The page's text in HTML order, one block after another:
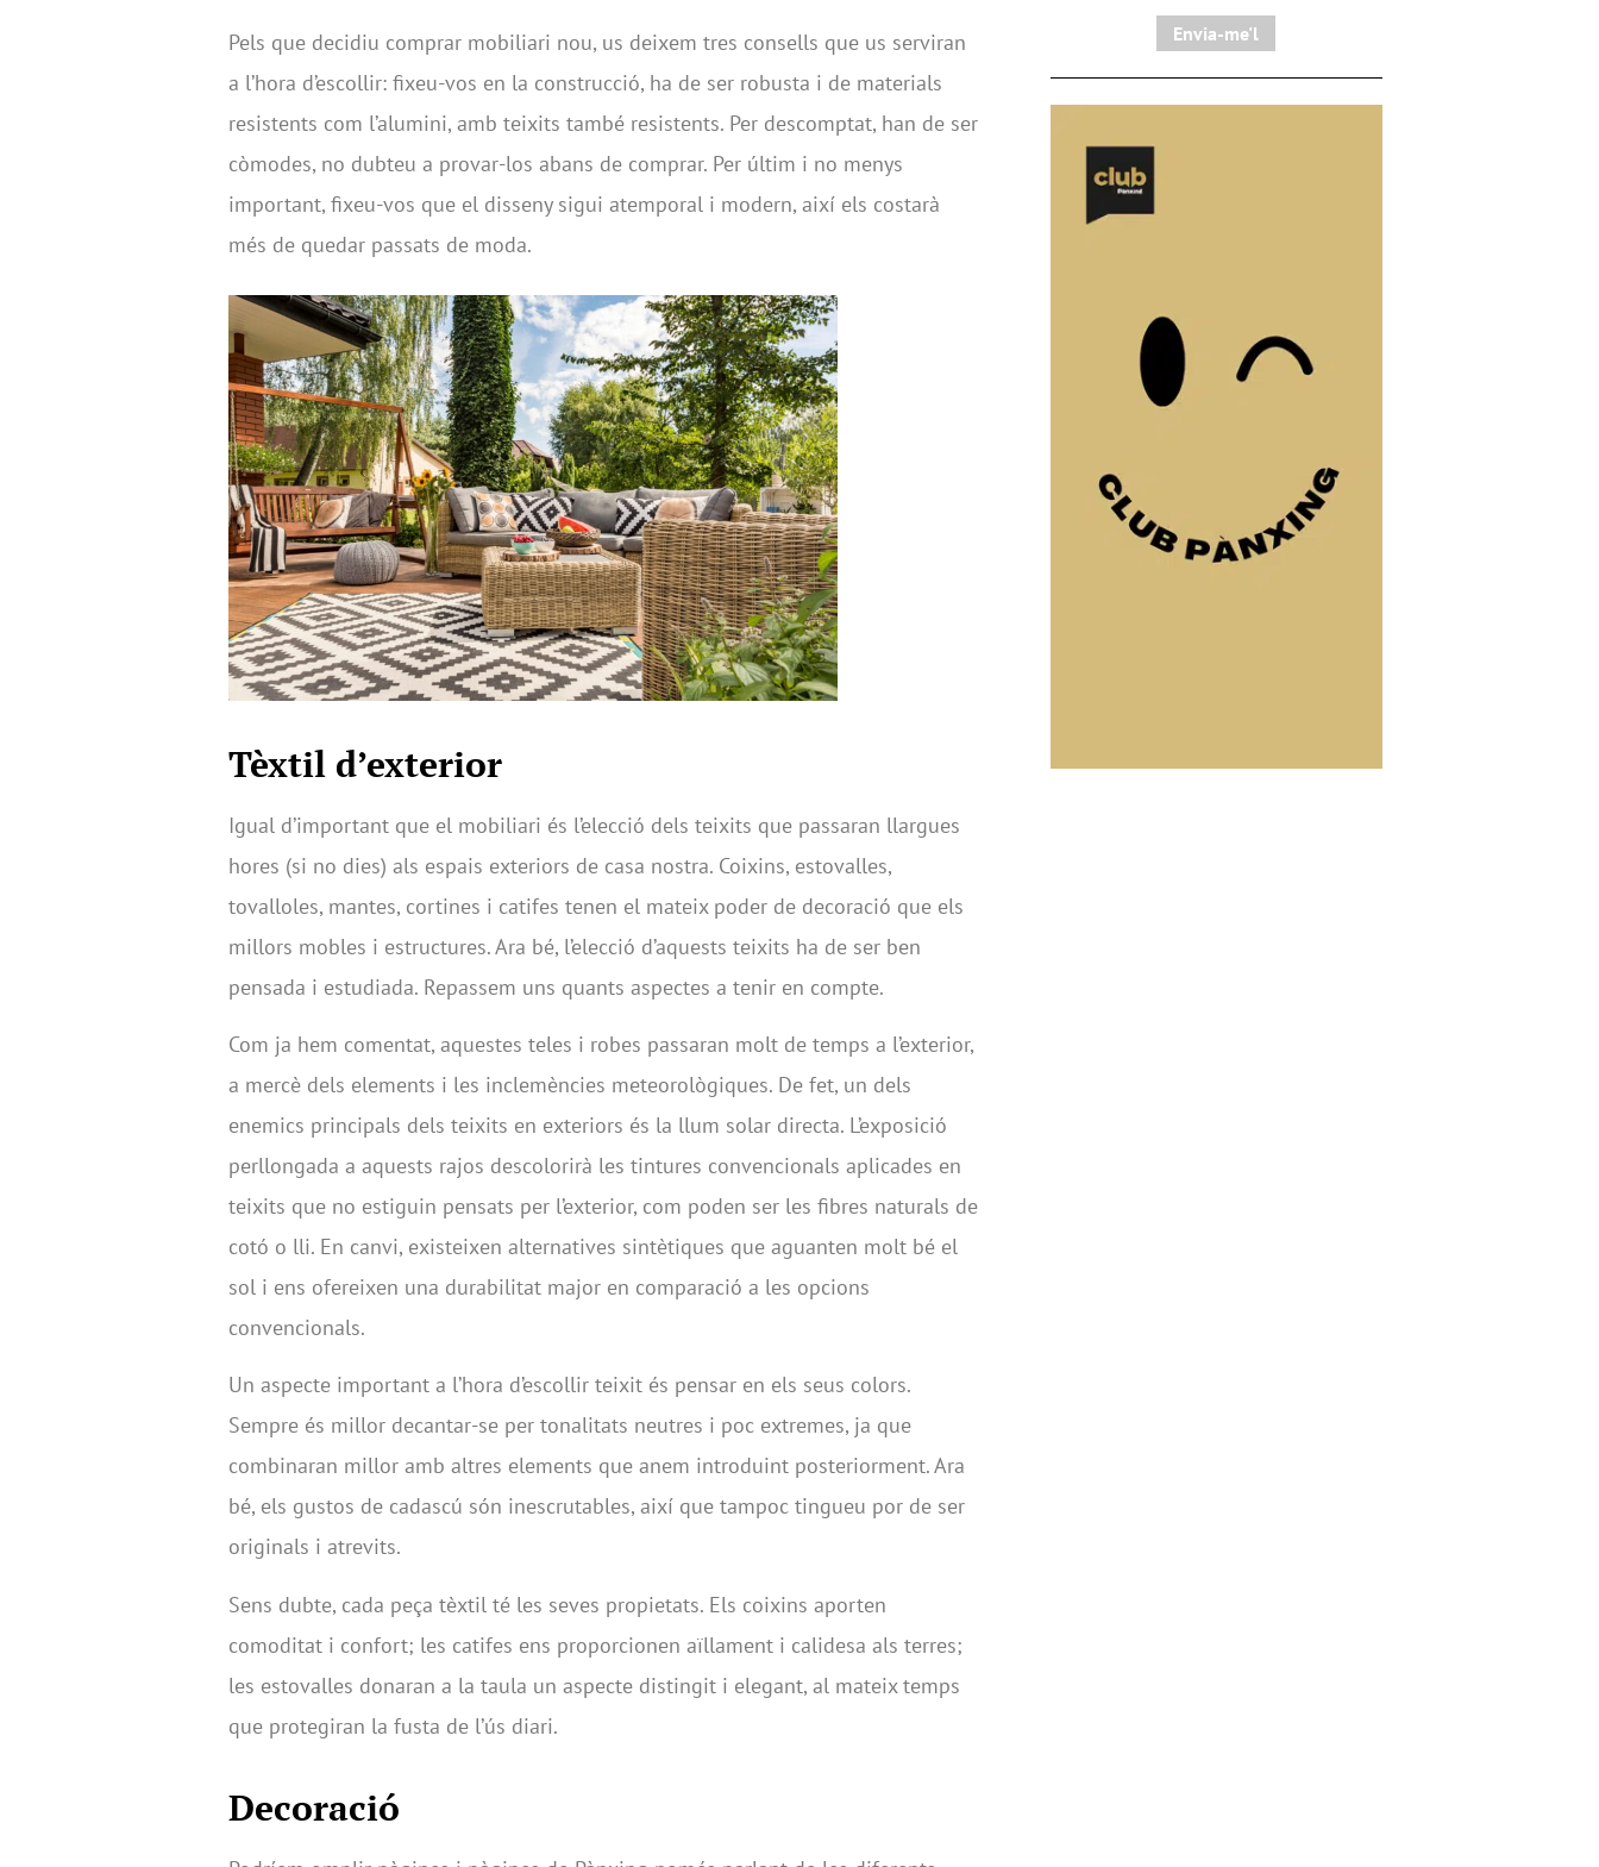
Pels que decidiu comprar mobiliari nou, us deixem tres consells que us serviran
a l’hora d’escollir: fixeu-vos en la construcció, ha de ser robusta i de materials
resistents com l’alumini, amb teixits també resistents. Per descomptat, han de ser
còmodes, no dubteu a provar-los abans de comprar. Per últim i no menys
important, fixeu-vos que el disseny sigui atemporal i modern, així els costarà
més de quedar passats de moda.
Tèxtil d’exterior
Igual d’important que el mobiliari és l’elecció dels teixits que passaran llargues
hores (si no dies) als espais exteriors de casa nostra. Coixins, estovalles,
tovalloles, mantes, cortines i catifes tenen el mateix poder de decoració que els
millors mobles i estructures. Ara bé, l’elecció d’aquests teixits ha de ser ben
pensada i estudiada. Repassem uns quants aspectes a tenir en compte.
Com ja hem comentat, aquestes teles i robes passaran molt de temps a l’exterior,
a mercè dels elements i les inclemències meteorològiques. De fet, un dels
enemics principals dels teixits en exteriors és la llum solar directa. L’exposició
perllongada a aquests rajos descolorirà les tintures convencionals aplicades en
teixits que no estiguin pensats per l’exterior, com poden ser les fibres naturals de
cotó o lli. En canvi, existeixen alternatives sintètiques que aguanten molt bé el
sol i ens ofereixen una durabilitat major en comparació a les opcions
convencionals.
Un aspecte important a l’hora d’escollir teixit és pensar en els seus colors.
Sempre és millor decantar-se per tonalitats neutres i poc extremes, ja que
combinaran millor amb altres elements que anem introduint posteriorment. Ara
bé, els gustos de cadascú són inescrutables, així que tampoc tingueu por de ser
originals i atrevits.
Sens dubte, cada peça tèxtil té les seves propietats. Els coixins aporten
comoditat i confort; les catifes ens proporcionen aïllament i calidesa als terres;
les estovalles donaran a la taula un aspecte distingit i elegant, al mateix temps
que protegiran la fusta de l’ús diari.
Decoració
Envia-me'l